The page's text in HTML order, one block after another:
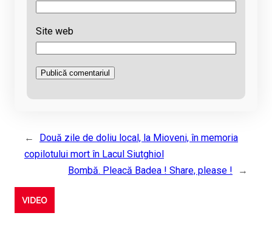
Site web
←
Două zile de doliu local, la Mioveni, în memoria
copilotului mort în Lacul Siutghiol
Bombă. Pleacă Badea ! Share, please !
→
VIDEO